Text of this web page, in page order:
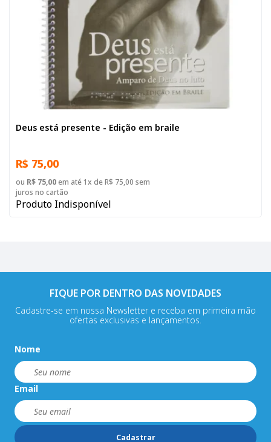
Deus está presente - Edição em braile
R$ 75,00
ou R$ 75,00em até 1x de R$ 75,00 sem
juros no cartão
Produto Indisponível
FIQUE POR DENTRO DAS NOVIDADES
Cadastre-se em nossa Newsletter e receba em primeira mão
ofertas exclusivas e lançamentos.
Nome
Email
Cadastrar